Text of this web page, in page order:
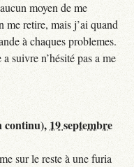
moyen de me
me retire, mais j’ai quand
à chaques problemes.
suivre n’hésité pas a me
continu), 19 septembre
sur le reste à une furia